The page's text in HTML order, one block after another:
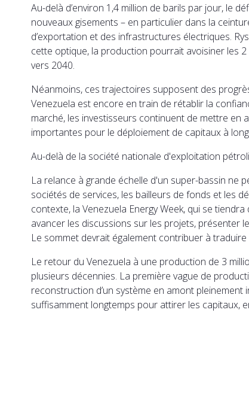
Au-delà d’environ 1,4 million de barils par jour, le
nouveaux gisements – en particulier dans la
d’exportation et des infrastructures électriques.
cette optique, la production pourrait avoisiner les
vers 2040.
Néanmoins, ces trajectoires supposent des
Venezuela est encore en train de rétablir la
marché, les investisseurs continuent de mettre
importantes pour le déploiement de capitaux à
Au-delà de la société nationale d'exploitation
La relance à grande échelle d'un super-bassin ne
sociétés de services, les bailleurs de fonds et les
contexte, la Venezuela Energy Week, qui se
avancer les discussions sur les projets, présenter
Le sommet devrait également contribuer à
Le retour du Venezuela à une production de 3
plusieurs décennies. La première vague de
reconstruction d’un système en amont
suffisamment longtemps pour attirer les capitaux,